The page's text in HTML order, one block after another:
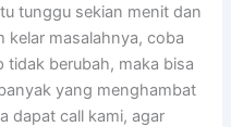
tunggu sekian menit dan
kelar masalahnya, coba
tidak berubah, maka bisa
yang menghambat
dapat call kami, agar